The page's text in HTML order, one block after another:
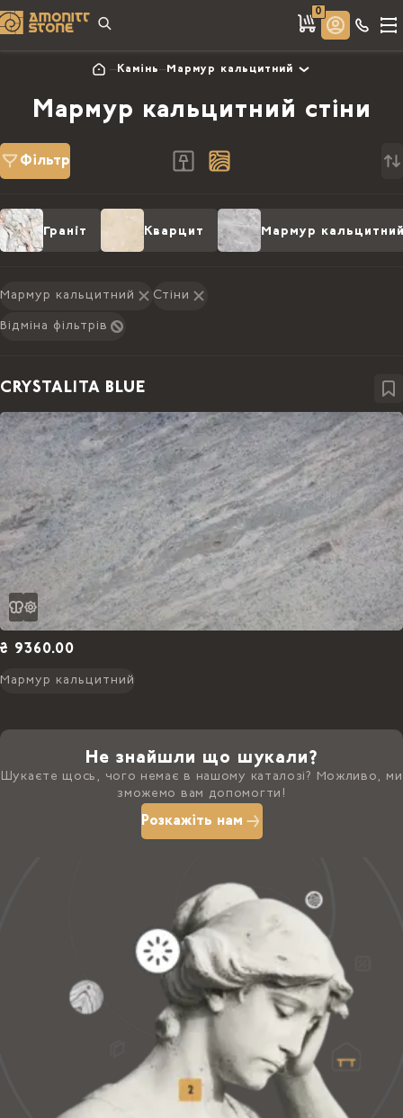
0
Камінь Мармур кальцитний
Мармур кальцитний стіни
Фільтр
Граніт Кварцит Мармур
Мармур кальцитний Стіни
Відміна фільтрів
CRYSTALITA BLUE
₴ 9360.00
Мармур кальцитний
Не знайшли що шукали?
Шукаєте щось, чого немає в нашому каталозі? Можливо, ми
зможемо вам допомогти!
Розкажіть нам